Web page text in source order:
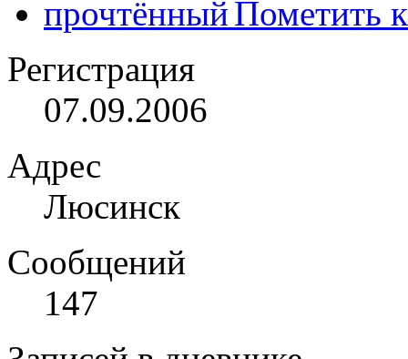
Пометить
Регистрация
07.09.2006
Адрес
Люсинск
Сообщений
147